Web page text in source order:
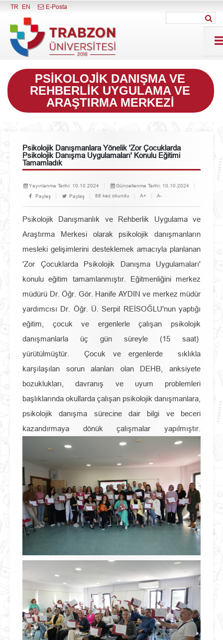
Menüyü Kapat
TR EN E-Posta
PSIKOLOJIK DANIŞMA VE
REHBERLIK UYGULAMA VE
ARAŞTIRMA MERKEZI
Psikolojik Danışmanlara Yönelik 'Zor Çocuklarda
Psikolojik Danışma Uygulamaları' Konulu Eğitimi
Tamamladık
Yayınlanma Tarihi: 10.10.2024 Güncellenme Tarihi: 10.10.2024
Paylaş
Paylaş 88 kez okundu A+ A-
Psikolojik Danışmanlık ve Rehberlik Uygulama ve
Araştırma Merkesi olarak psikolojik danışmanların
mesleki gelişimlerini desteklemek amacıyla planlanan
'Zor Çocuklarda Psikolojik Danışma Uygulamaları'
konulu eğitim tamamlanmıştır. Eğitmenliğini merkez
müdürü Dr. Öğr. Gör. Hanife AYDIN ve merkez müdür
yardımcısı Dr. Öğr. Ü. Serpil REİSOĞLU'nun yaptığı
eğitim, çocuk ve ergenlerle çalışan psikolojik
danışmanlarla üç gün süreyle (15 saat)
yürütülmüştür. Çocuk ve ergenlerde sıklıkla
karşılaşılan sorun alanları olan DEHB, anksiyete
bozuklukları, davranış ve uyum problemleri
başlıklarında okullarda çalışan psikolojik danışmanlara,
psikolojik danışma sürecine dair bilgi ve beceri
kazandırmaya dönük çalışmalar yapılmıştır.